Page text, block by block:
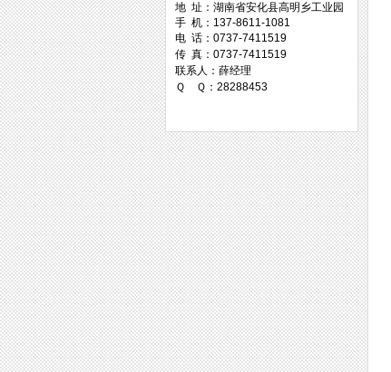
台湾协威机械
台湾万事达切削科技
地 址：湖南省安化县高明乡工业园
手 机：137-8611-1081
电 话：0737-7411519
传 真：0737-7411519
联系人：薛经理
Ｑ Ｑ：28288453